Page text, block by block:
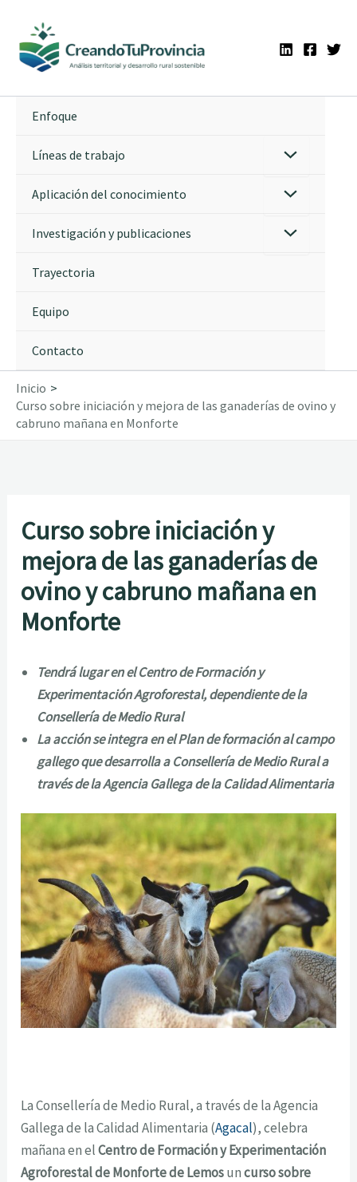
contenido
Enfoque
Líneas de trabajo
Aplicación del conocimiento
Investigación y publicaciones
Trayectoria
Equipo
Contacto
Inicio
Curso sobre iniciación y mejora de las ganaderías de ovino y
cabruno mañana en Monforte
Curso sobre iniciación y
mejora de las ganaderías de
ovino y cabruno mañana en
Monforte
Tendrá lugar en el Centro de Formación y
Experimentación Agroforestal, dependiente de la
Consellería de Medio Rural
La acción se integra en el Plan de formación al campo
gallego que desarrolla a Consellería de Medio Rural a
través de la Agencia Gallega de la Calidad Alimentaria
La Consellería de Medio Rural, a través de la Agencia
Gallega de la Calidad Alimentaria (Agacal), celebra
mañana en elCentro de Formación y Experimentación
Agroforestal de Monforte de Lemosuncurso sobre